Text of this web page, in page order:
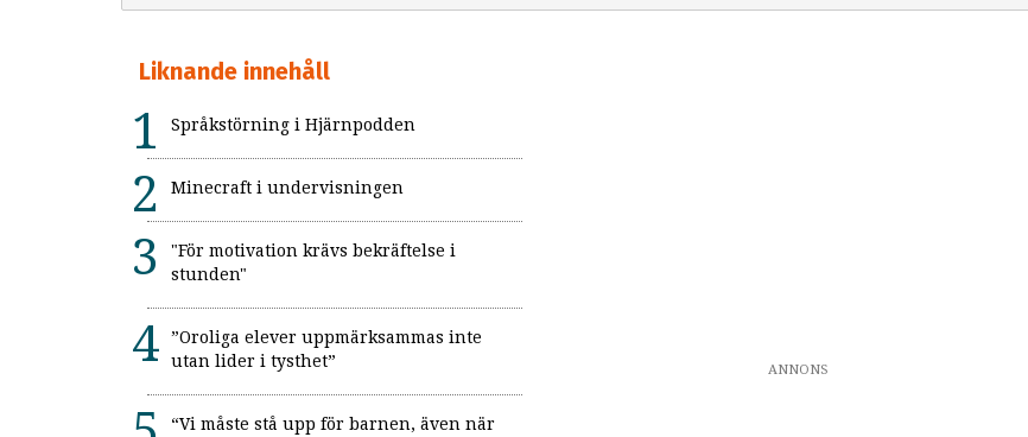
Liknande innehåll
Språkstörning i Hjärnpodden
Minecraft i undervisningen
"För motivation krävs bekräftelse i
stunden"
”Oroliga elever uppmärksammas inte
utan lider i tysthet”
“Vi måste stå upp för barnen, även när
ANNONS